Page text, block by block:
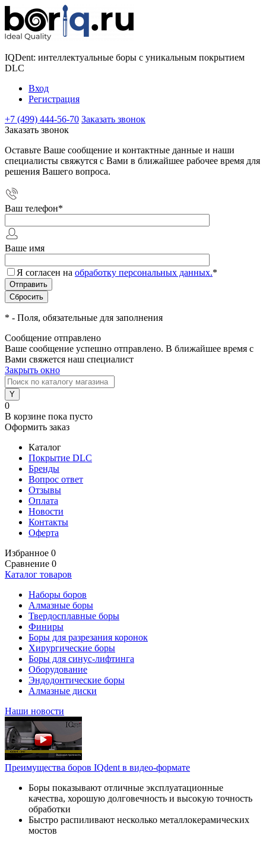
IQDent: интеллектуальные боры с уникальным покрытием
DLC
Вход
Регистрация
+7 (499) 444-56-70 Заказать звонок
Заказать звонок
Оставьте Ваше сообщение и контактные данные и наши
специалисты свяжутся с Вами в ближайшее рабочее время для
решения Вашего вопроса.
Ваш телефон*
Ваше имя
Я согласен на обработку персональных данных.*
* - Поля, обязательные для заполнения
Сообщение отправлено
Ваше сообщение успешно отправлено. В ближайшее время с
Вами свяжется наш специалист
Закрыть окно
0
В корзине пока пусто
Оформить заказ
Каталог
Покрытие DLC
Бренды
Вопрос ответ
Отзывы
Оплата
Новости
Контакты
Оферта
Избранное 0
Сравнение 0
Каталог товаров
Наборы боров
Алмазные боры
Твердосплавные боры
Финиры
Боры для разрезания коронок
Хирургические боры
Боры для синус-лифтинга
Оборудование
Эндодонтические боры
Алмазные диски
Наши новости
Преимущества боров IQdent в видео-формате
Боры показывают отличные эксплуатационные
качества, хорошую долговечность и высокую точность
обработки
Быстро распиливают несколько металлокерамических
мостов